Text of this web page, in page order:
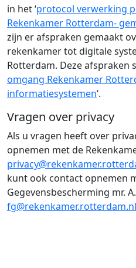
in het ‘protocol verwerking
Rekenkamer Rotterdam-
zijn er afspraken gemaakt
rekenkamer tot digitale
Rotterdam. Deze afspraken
omgang Rekenkamer
informatiesystemen‘.
Vragen over privacy
Als u vragen heeft over
opnemen met de
kunt ook contact opnemen
Gegevensbescherming mr.
fg@rekenkamer.rotterdam.nl